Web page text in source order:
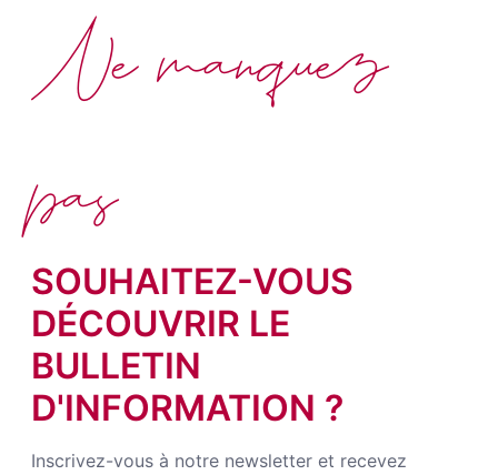
SOUHAITEZ-VOUS
DÉCOUVRIR LE
BULLETIN
D'INFORMATION ?
Inscrivez-vous à notre newsletter et recevez
Ne manquez
pas